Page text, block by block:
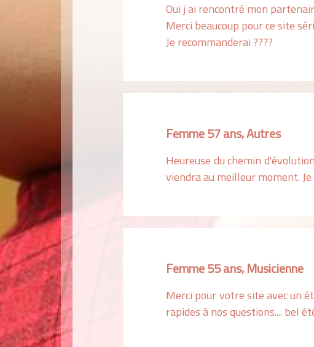
Oui j ai rencontré mon
Merci beaucoup pour ce site
Je recommanderai ????
Femme 57 ans, Autres
Heureuse du chemin
viendra au meilleur moment.
Femme 55 ans, Musicienne
Merci pour votre site avec un
rapides à nos questions.... bel